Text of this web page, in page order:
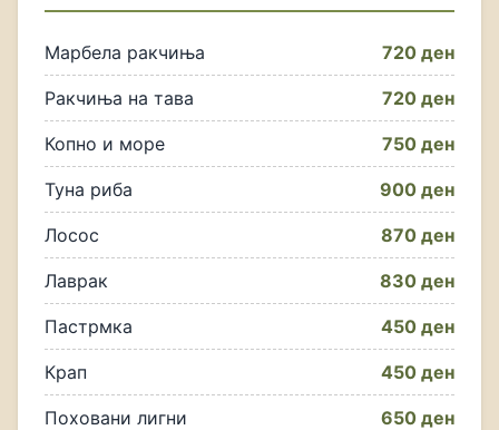
Марбела ракчиња 720 ден
Ракчиња на тава 720 ден
Копно и море 750 ден
Туна риба 900 ден
Лосос 870 ден
Лаврак 830 ден
Пастрмка 450 ден
Крап 450 ден
Поховани лигни 650 ден